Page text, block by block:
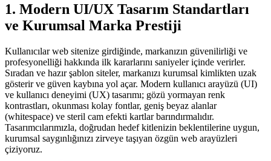
1. Modern UI/UX Tasarım Standartları
ve Kurumsal Marka Prestiji
Kullanıcılar web sitenize girdiğinde, markanızın güvenilirliği ve
profesyonelliği hakkında ilk kararlarını saniyeler içinde verirler.
Sıradan ve hazır şablon siteler, markanızı kurumsal kimlikten uzak
gösterir ve güven kaybına yol açar. Modern kullanıcı arayüzü (UI)
ve kullanıcı deneyimi (UX) tasarımı; gözü yormayan renk
kontrastları, okunması kolay fontlar, geniş beyaz alanlar
(whitespace) ve steril cam efekti kartlar barındırmalıdır.
Tasarımcılarımızla, doğrudan hedef kitlenizin beklentilerine uygun,
kurumsal saygınlığınızı zirveye taşıyan özgün web arayüzleri
çiziyoruz.